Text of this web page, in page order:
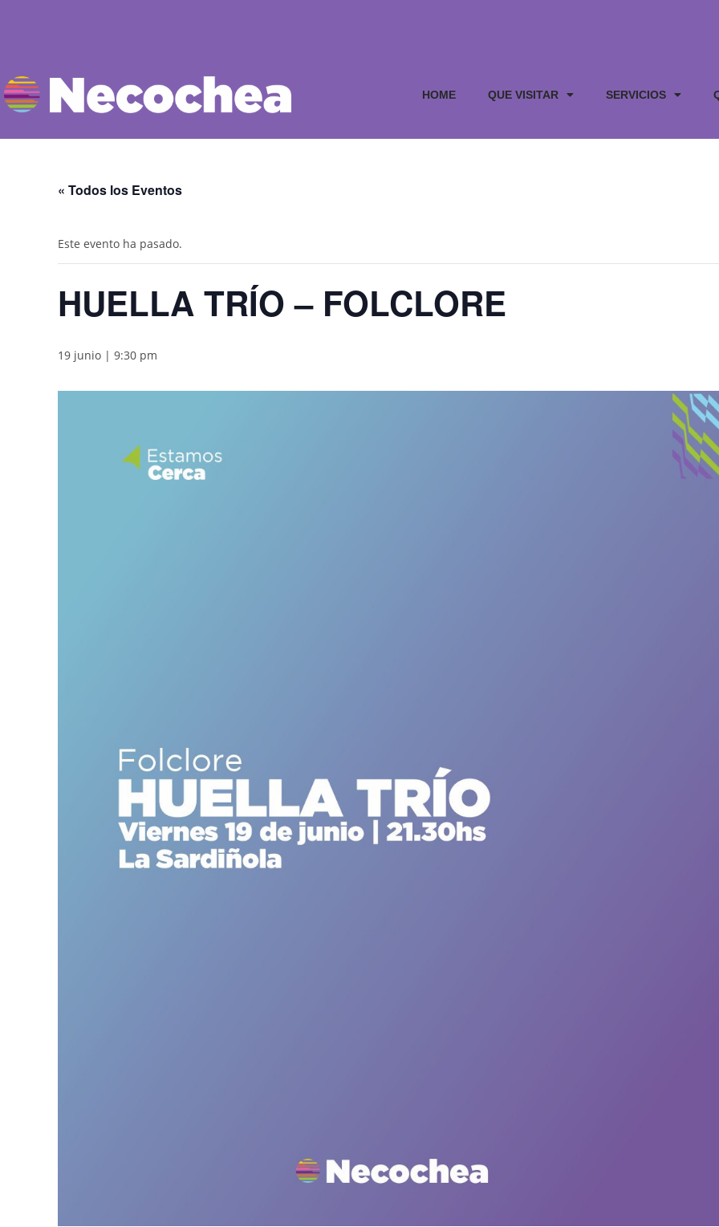
HOME QUE VISITAR SERVICIOS
« Todos los Eventos
Este evento ha pasado.
HUELLA TRÍO – FOLCLORE
19 junio | 9:30 pm